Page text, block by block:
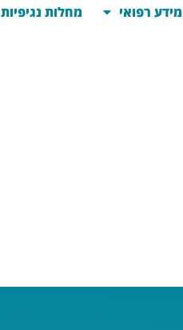
מידע רפואי מחלות נגיפיות